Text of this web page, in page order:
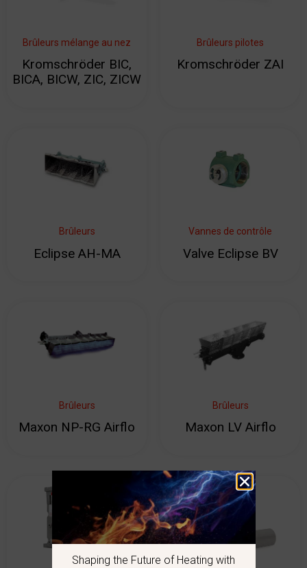
Brûleurs mélange au nez
Kromschröder BIC,
BICA, BICW, ZIC, ZICW
Brûleurs pilotes
Kromschröder ZAI
Brûleurs
Eclipse AH-MA
Vannes de contrôle
Valve Eclipse BV
Brûleurs
Maxon NP-RG Airflo
Brûleurs
Maxon LV Airflo
Shaping the Future of Heating with